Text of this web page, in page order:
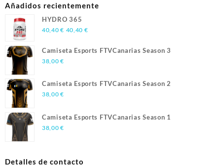
Añadidos recientemente
HYDRO 365
40,40€ 40,40 €
Camiseta Esports FTVCanarias Season 3
38,00€
Camiseta Esports FTVCanarias Season 2
38,00€
Camiseta Esports FTVCanarias Season 1
38,00€
Detalles de contacto